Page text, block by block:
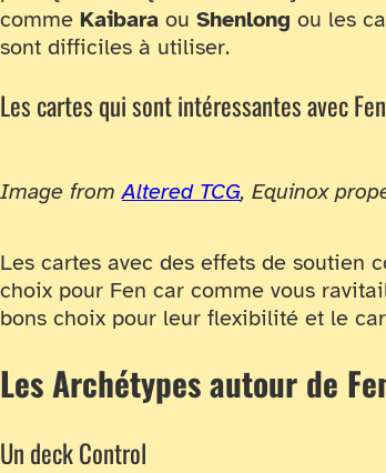
comme Kaibara ou Shenlong ou les
sont difficiles à utiliser.
Les cartes qui sont intéressantes avec Fen
Image fromAltered TCG, Equinox
Les cartes avec des effets de soutien
choix pour Fen car comme vous
bons choix pour leur flexibilité et le
Les Archétypes autour de
Un deck Control